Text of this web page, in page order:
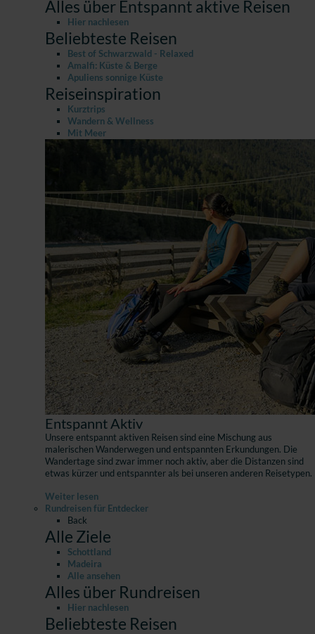
Alles über Entspannt aktive Reisen
Hier nachlesen
Beliebteste Reisen
Best of Schwarzwald - Relaxed
Amalfi: Küste & Berge
Apuliens sonnige Küste
Reiseinspiration
Kurztrips
Wandern & Wellness
Mit Meer
Entspannt Aktiv
Unsere entspannt aktiven Reisen sind eine Mischung aus
malerischen Wanderwegen und entspannten Erkundungen. Die
Wandertage sind zwar immer noch aktiv, aber die Distanzen sind
etwas kürzer und entspannter als bei unseren anderen Reisetypen.
Weiter lesen
Rundreisen für Entdecker
Back
Alle Ziele
Schottland
Madeira
Alle ansehen
Alles über Rundreisen
Hier nachlesen
Beliebteste Reisen